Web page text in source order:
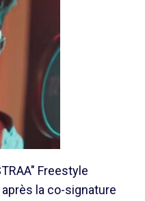
Freestyle
la co-signature